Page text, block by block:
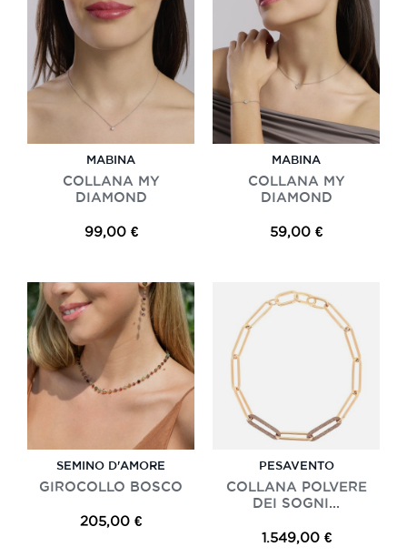
MABINA
COLLANA MY
DIAMOND
99,00 €
MABINA
COLLANA MY
DIAMOND
59,00 €
SEMINO D'AMORE
GIROCOLLO BOSCO
205,00 €
PESAVENTO
COLLANA POLVERE
DEI SOGNI...
1.549,00 €